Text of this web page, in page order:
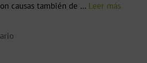
causas también de … Leer más